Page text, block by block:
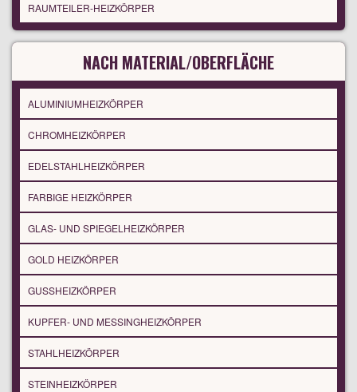
RAUMTEILER-HEIZKÖRPER
NACH MATERIAL/OBERFLÄCHE
ALUMINIUMHEIZKÖRPER
CHROMHEIZKÖRPER
EDELSTAHLHEIZKÖRPER
FARBIGE HEIZKÖRPER
GLAS- UND SPIEGELHEIZKÖRPER
GOLD HEIZKÖRPER
GUSSHEIZKÖRPER
KUPFER- UND MESSINGHEIZKÖRPER
STAHLHEIZKÖRPER
STEINHEIZKÖRPER